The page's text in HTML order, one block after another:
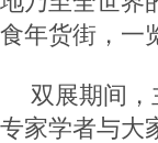
食年货街，一
双展期间
专家学者与大